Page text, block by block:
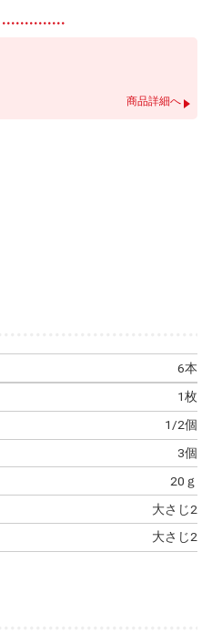
商品詳細へ
6本
1枚
1/2個
3個
20ｇ
大さじ2
大さじ2